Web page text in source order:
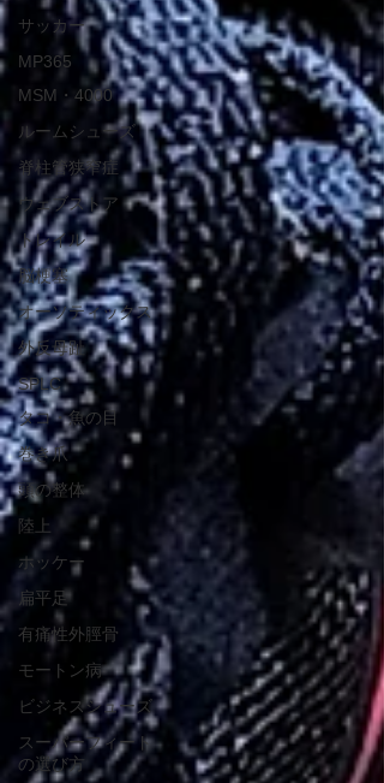
サッカー
MP365
MSM・4000
ルームシューズ
脊柱管狭窄症
ウェブストア
トレイル
脳梗塞
オーソティックス
外反母趾
SPLC
タコ・魚の目
巻き爪
頭の整体
陸上
ホッケー
扁平足
有痛性外脛骨
モートン病
ビジネスシューズ
スーパーフィート
の選び方